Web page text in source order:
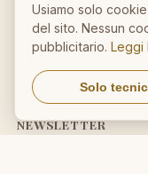
Accedi
Registrati
NEWSLETTER
Usiamo solo
del sito. Nessun
pubblicitario.Leggi
Solo